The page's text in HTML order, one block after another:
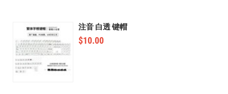
注音 白透 键帽
$10.00